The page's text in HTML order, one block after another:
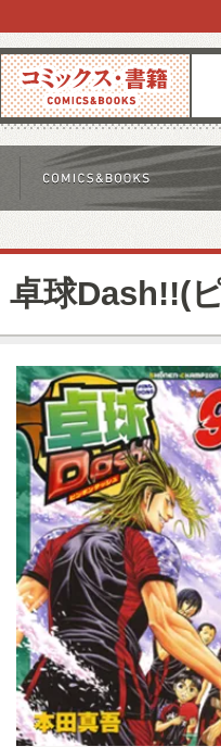
コミックス 雑誌
卓球Dash!!(